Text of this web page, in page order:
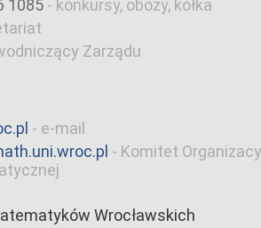
1085 - konkursy, obozy, kółka
Zarządu
- e-mail
- Komitet
Wrocławskich